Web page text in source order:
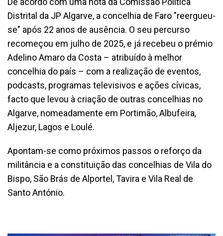
Distrital da JP Algarve, a concelhia de Faro "reergueu-
se" após 22 anos de ausência. O seu percurso
recomeçou em julho de 2025, e já recebeu o prémio
Adelino Amaro da Costa – atribuído à melhor
concelhia do país – com a realização de eventos,
podcasts, programas televisivos e ações cívicas,
facto que levou à criação de outras concelhias no
Algarve, nomeadamente em Portimão, Albufeira,
Aljezur, Lagos e Loulé.
Apontam-se como próximos passos o reforço da
militância e a constituição das concelhias de Vila do
Bispo, São Brás de Alportel, Tavira e Vila Real de
Santo António.